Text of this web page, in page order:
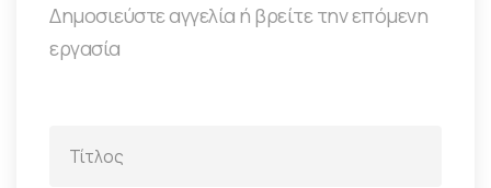
Δημοσιεύστε αγγελία ή βρείτε την επόμενη
εργασία